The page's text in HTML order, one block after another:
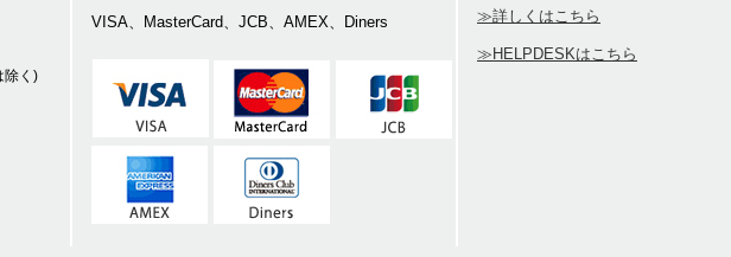
除く)
VISA、MasterCard、JCB、AMEX、Diners ≫詳しくはこちら
≫HELPDESKはこちら